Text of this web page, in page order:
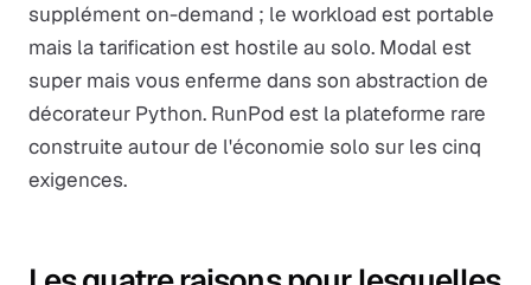
supplément on-demand ; le workload est portable
mais la tarification est hostile au solo. Modal est
super mais vous enferme dans son abstraction de
décorateur Python. RunPod est la plateforme rare
construite autour de l'économie solo sur les cinq
exigences.